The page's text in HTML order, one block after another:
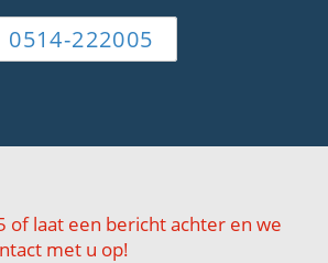
0514-222005
of laat een bericht achter en we
met u op!